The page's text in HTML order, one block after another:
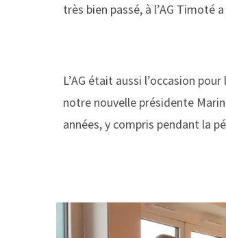
très bien passé, à l’AG Timoté
L’AG était aussi l’occasion
notre nouvelle présidente
années, y compris pendant la